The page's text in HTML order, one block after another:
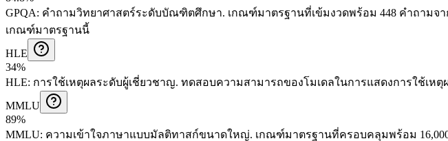
GPQA: คำถามวิทยาศาสตร์ระดับบัณฑิตศึกษา. เกณฑ์มาตรฐานที่เข้มงวดพร้อม 448 คำถามจา
เกณฑ์มาตรฐานนี้
HLE
34%
HLE: การใช้เหตุผลระดับผู้เชี่ยวชาญ. ทดสอบความสามารถของโมเดลในการแสดงการใช้เห
MMLU
89%
MMLU: ความเข้าใจภาษาแบบมัลติทาสก์ขนาดใหญ่. เกณฑ์มาตรฐานที่ครอบคลุมพร้อม